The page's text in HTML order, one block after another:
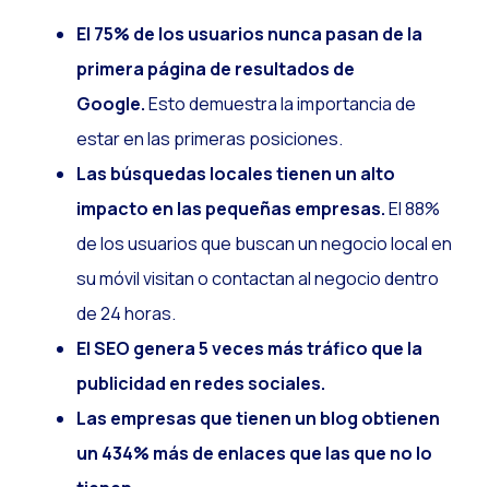
El 75% de los usuarios nunca pasan de la
primera página de resultados de
Google.Esto demuestra la importancia de
estar en las primeras posiciones.
Las búsquedas locales tienen un alto
impacto en las pequeñas empresas.El 88%
de los usuarios que buscan un negocio local en
su móvil visitan o contactan al negocio dentro
de 24 horas.
El SEO genera 5 veces más tráfico que la
publicidad en redes sociales.
Las empresas que tienen un blog obtienen
un 434% más de enlaces que las que no lo